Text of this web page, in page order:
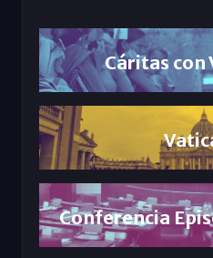
Cáritas con
Conferencia